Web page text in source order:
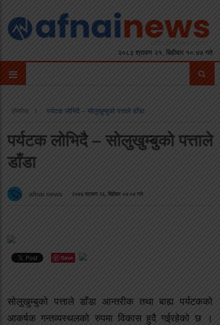
२०८३ श्रावण २१, बिहीबार १०:४७ गते
होमपेज पर्यटक लोभिदै – सोलुखुम्बुको पत्ताले डाँडा
पर्यटक लोभिदै – सोलुखुम्बुको पत्ताले
डाँडा
afnai news २०७४ श्रावण २६, बिहीबार ०४:०४ गते
Save
सोलुखुम्बुको पत्ताले डाँडा आन्तरीक तथा बाह्य पर्यटकको
आकर्षक गन्तव्यस्थलको रुपमा विकास हुदै गईरहेको छ ।